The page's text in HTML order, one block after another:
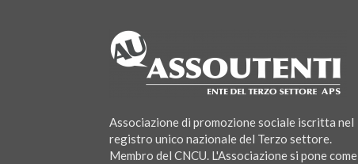
Associazione di promozione sociale iscritta nel
registro unico nazionale del Terzo settore.
Membro del CNCU. L'Associazione si pone come